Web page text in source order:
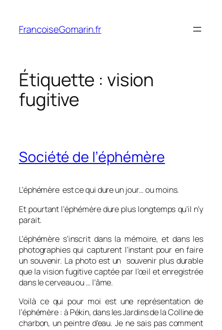
contenu
FrancoiseGomarin.fr
Étiquette : vision
fugitive
Société de l’éphémère
L’éphémère est ce qui dure un jour… ou moins.
Et pourtant l’éphémère dure plus longtemps qu’il n’y
parait.
L’éphémère s’inscrit dans la mémoire, et dans les
photographies qui capturent l’instant pour en faire
un souvenir. La photo est un souvenir plus durable
que la vision fugitive captée par l’œil et enregistrée
dans le cerveau ou … l’âme.
Voilà ce qui pour moi est une représentation de
l’éphémère : à Pékin, dans les Jardins de la Colline de
charbon, un peintre d’eau. Je ne sais pas comment